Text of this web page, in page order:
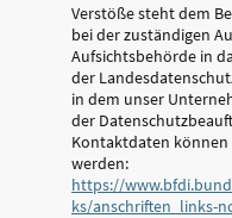
Verstöße steht dem
bei der zuständigen
Aufsichtsbehörde in
der
in dem unser
der
Kontaktdaten
werden:
https://
ks/­anschriften_links-